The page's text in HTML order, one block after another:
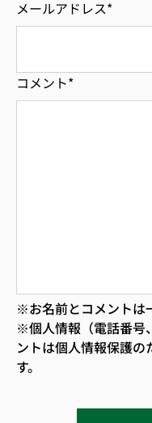
メールアドレス*
コメント*
※お名前とコメントは
※個人情報（電話番号
ントは個人情報保護
す。